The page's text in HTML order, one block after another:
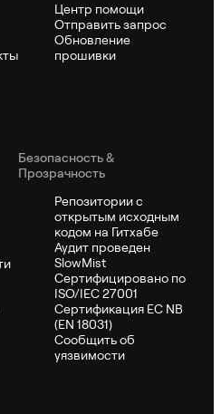
Центр помощи
Отправить запрос
Обновление
прошивки
Безопасность &
Прозрачность
Репозитории с
открытым исходным
кодом на Гитхабе
Аудит проведен
SlowMist
Сертифицировано по
ISO/IEC 27001
Сертификация ЕС NB
(EN 18031)
Сообщить об
уязвимости